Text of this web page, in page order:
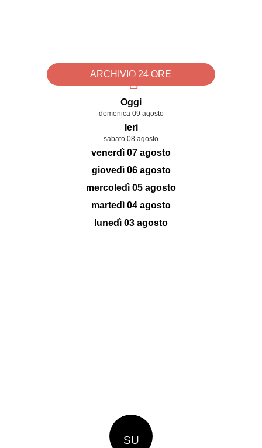
ARCHIVIO 24 ORE
Oggi
domenica 09 agosto
Ieri
sabato 08 agosto
venerdì 07 agosto
giovedì 06 agosto
mercoledì 05 agosto
martedì 04 agosto
lunedì 03 agosto
SU